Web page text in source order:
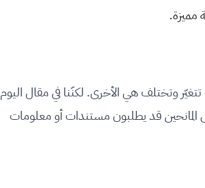
مميزة.
وتختلف هي الأخرى. لكنّنا في مقال اليوم
المانحين قد يطلبون مستندات أو معلومات